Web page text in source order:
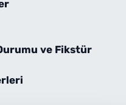
ve Fikstür